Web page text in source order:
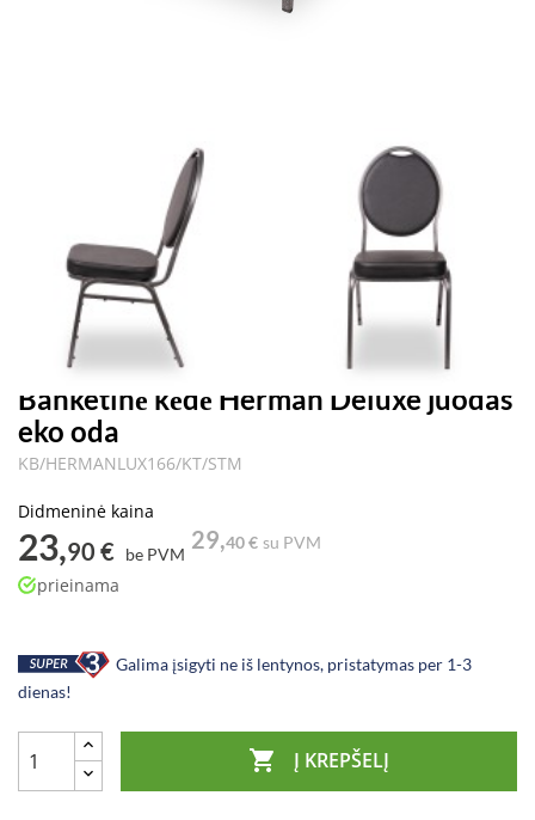
Banketinė kėdė Herman Deluxe juodas
eko oda
KB/HERMANLUX166/KT/STM
Didmeninė kaina
23,90 € be PVM
29,40 € su PVM
prieinama
Galima įsigyti ne iš lentynos, pristatymas per 1-3
dienas!
 Į KREPŠELĮ